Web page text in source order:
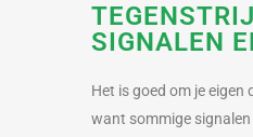
SIGNALEN
Het is goed om je eigen
want sommige